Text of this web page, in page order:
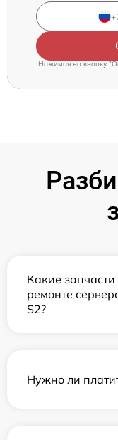
Нажимая на кнопку
Какие
ремонте
S2?
Нужно ли